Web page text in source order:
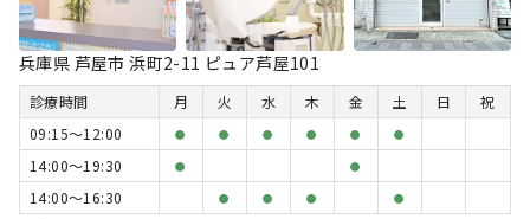
兵庫県 芦屋市 浜町2-11 ピュア芦屋101
診療時間 月 火 水 木 金 土 日
祝
09:15〜12:00
● ● ● ● ● ●
14:00〜19:30 ● ●
14:00〜16:30 ● ● ● ●